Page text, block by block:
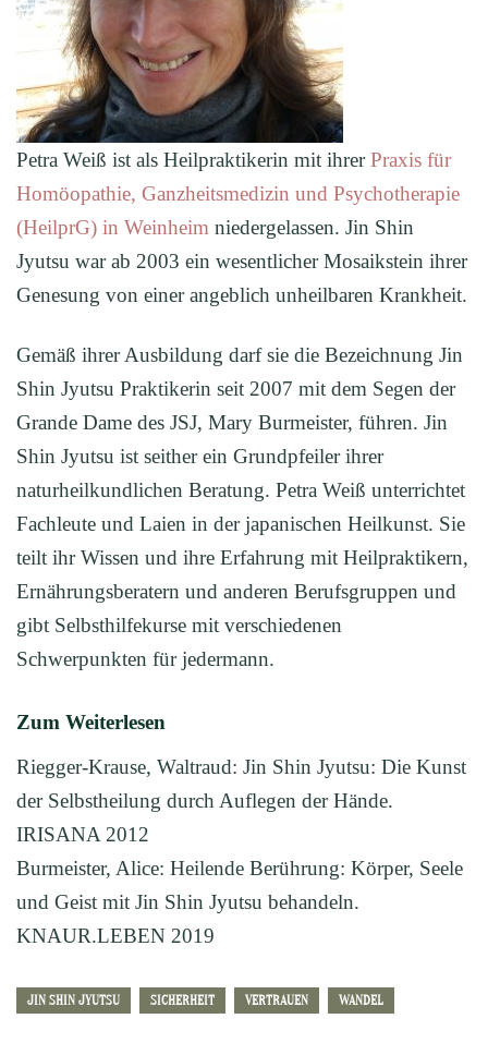
Petra Weiß ist als Heilpraktikerin mit ihrerPraxis für
Homöopathie, Ganzheitsmedizin und Psychotherapie
(HeilprG) in Weinheim niedergelassen. Jin Shin
Jyutsu war ab 2003 ein wesentlicher Mosaikstein ihrer
Genesung von einer angeblich unheilbaren Krankheit.
Gemäß ihrer Ausbildung darf sie die Bezeichnung Jin
Shin Jyutsu Praktikerin seit 2007 mit dem Segen der
Grande Dame des JSJ, Mary Burmeister, führen. Jin
Shin Jyutsu ist seither ein Grundpfeiler ihrer
naturheilkundlichen Beratung. Petra Weiß unterrichtet
Fachleute und Laien in der japanischen Heilkunst. Sie
teilt ihr Wissen und ihre Erfahrung mit Heilpraktikern,
Ernährungsberatern und anderen Berufsgruppen und
gibt Selbsthilfekurse mit verschiedenen
Schwerpunkten für jedermann.
Zum Weiterlesen
Riegger-Krause, Waltraud: Jin Shin Jyutsu: Die Kunst
der Selbstheilung durch Auflegen der Hände.
IRISANA 2012
Burmeister, Alice: Heilende Berührung: Körper, Seele
und Geist mit Jin Shin Jyutsu behandeln.
KNAUR.LEBEN 2019
JIN SHIN JYUTSU SICHERHEIT VERTRAUEN WANDEL